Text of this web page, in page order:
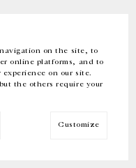
on the site, to
online platforms, and to
on our site.
the others require your
Customize